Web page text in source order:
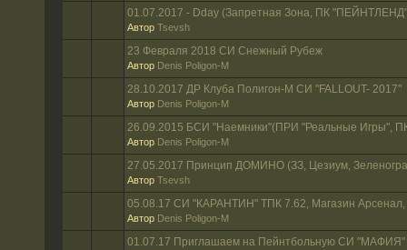
01.07.2017 - Dday (Запретная Зона, ПК
Автор Tsevsh
23 Февраля 2018 СИ Снежный Рубеж
Автор Denis Poligon-M
28.10.2017 ДР Клуба Полигон-М СИ "FALLOUT- 2017"
Автор Denis Poligon-M
26.09.2015 БСИ "Наемники"(ПРИ "Реальные Игры",
Автор Denis Poligon-M
27.05.2017 Принцип ДОМИНО (ЗЗ, Цезиум,
Автор Tsevsh
05.08.17 СИ "КАРАНТИН" ТПК 7.62, Магазин
Автор Denis Poligon-M
01.07.17 Приглашаем на Пейнтбольную СИ "МАФИЯ"